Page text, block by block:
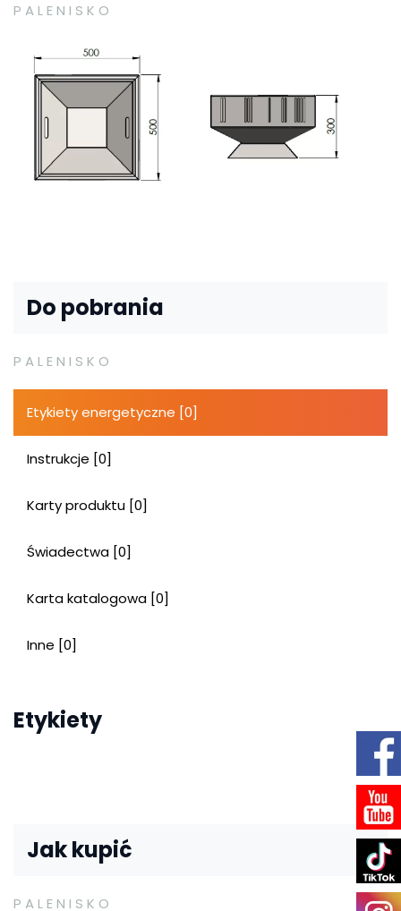
PALENISKO
Do pobrania
PALENISKO
Etykiety energetyczne [0]
Instrukcje [0]
Karty produktu [0]
Świadectwa [0]
Karta katalogowa [0]
Inne [0]
Etykiety
Jak kupić
PALENISKO